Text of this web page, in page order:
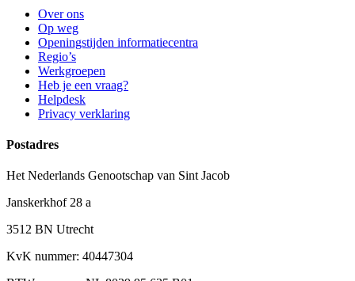
Over ons
Op weg
Openingstijden informatiecentra
Regio’s
Werkgroepen
Heb je een vraag?
Helpdesk
Privacy verklaring
Postadres
Het Nederlands Genootschap van Sint Jacob
Janskerkhof 28 a
3512 BN Utrecht
KvK nummer: 40447304